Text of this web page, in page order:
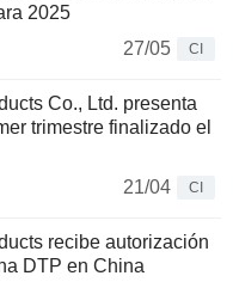
2025
27/05
CI
Co., Ltd. presenta
trimestre finalizado el
21/04
CI
recibe autorización
DTP en China